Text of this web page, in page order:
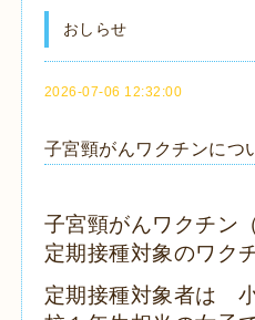
おしらせ
2026-07-06 12:32:00
子宮頸がんワクチンにつ
子宮頸がんワクチン
定期接種対象のワク
定期接種対象者は